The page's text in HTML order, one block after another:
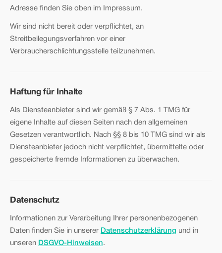
Adresse finden Sie oben im Impressum.
Wir sind nicht bereit oder verpflichtet, an
Streitbeilegungsverfahren vor einer
Verbraucherschlichtungsstelle teilzunehmen.
Haftung für Inhalte
Als Diensteanbieter sind wir gemäß § 7 Abs. 1 TMG für
eigene Inhalte auf diesen Seiten nach den allgemeinen
Gesetzen verantwortlich. Nach §§ 8 bis 10 TMG sind wir als
Diensteanbieter jedoch nicht verpflichtet, übermittelte oder
gespeicherte fremde Informationen zu überwachen.
Datenschutz
Informationen zur Verarbeitung Ihrer personenbezogenen
Daten finden Sie in unserer Datenschutzerklärung und in
unseren DSGVO-Hinweisen.